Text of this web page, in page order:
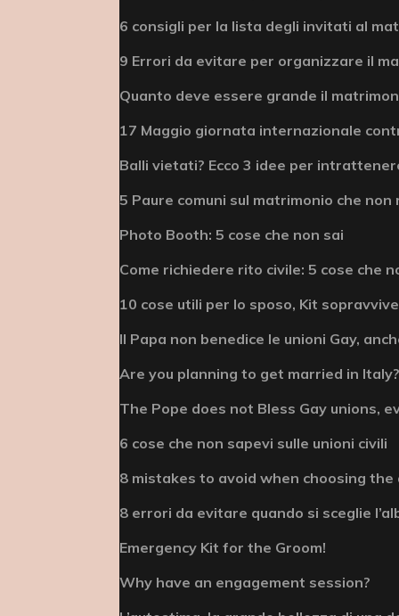
6 consigli per la lista degli invitati al
9 Errori da evitare per organizzare il
Quanto deve essere grande il
17 Maggio giornata internazionale
Balli vietati? Ecco 3 idee per
5 Paure comuni sul matrimonio che
Photo Booth: 5 cose che non sai
Come richiedere rito civile: 5 cose che
10 cose utili per lo sposo, Kit
Il Papa non benedice le unioni Gay,
Are you planning to get married in
The Pope does not Bless Gay unions,
6 cose che non sapevi sulle unioni civili
8 mistakes to avoid when choosing the
8 errori da evitare quando si sceglie
Emergency Kit for the Groom!
Why have an engagement session?